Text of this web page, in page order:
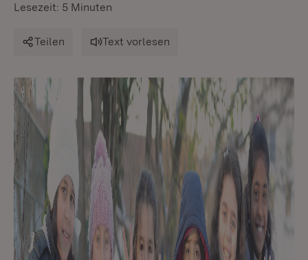
Lesezeit: 5 Minuten
Teilen Text vorlesen